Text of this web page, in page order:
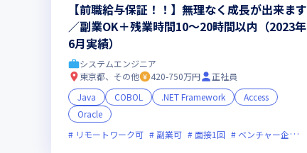
【前職給与保証！！】無理なく成長が出来ます
／副業OK＋残業時間10～20時間以内（2023年
6月実績）
システムエンジニア
東京都、その他
420-750万円
正社員
Java
COBOL .NET Framework
Access
Oracle
リモートワーク可
副業可 面接1回 ベンチャー企業